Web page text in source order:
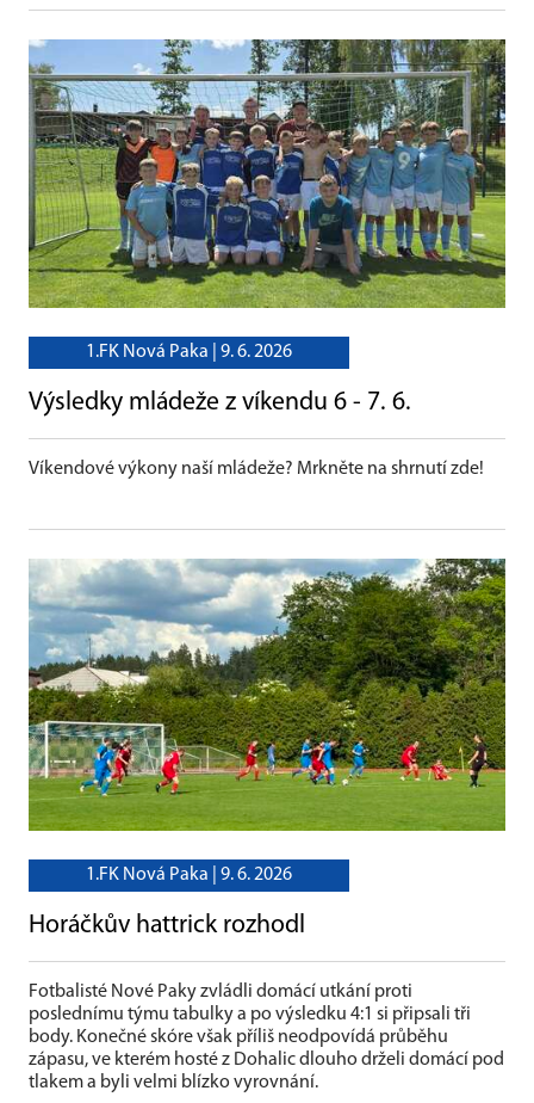
1.FK Nová Paka | 9. 6. 2026
Výsledky mládeže z víkendu 6 - 7. 6.
Víkendové výkony naší mládeže? Mrkněte na shrnutí zde!
1.FK Nová Paka | 9. 6. 2026
Horáčkův hattrick rozhodl
Fotbalisté Nové Paky zvládli domácí utkání proti
poslednímu týmu tabulky a po výsledku 4:1 si připsali tři
body. Konečné skóre však příliš neodpovídá průběhu
zápasu, ve kterém hosté z Dohalic dlouho drželi domácí pod
tlakem a byli velmi blízko vyrovnání.